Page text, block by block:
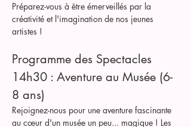
Préparez-vous à être émerveillés par la
créativité et l'imagination de nos jeunes
artistes !
Programme des Spectacles
14h30 : Aventure au Musée (6-
8 ans)
Rejoignez-nous pour une aventure fascinante
au cœur d'un musée un peu... magique ! Les